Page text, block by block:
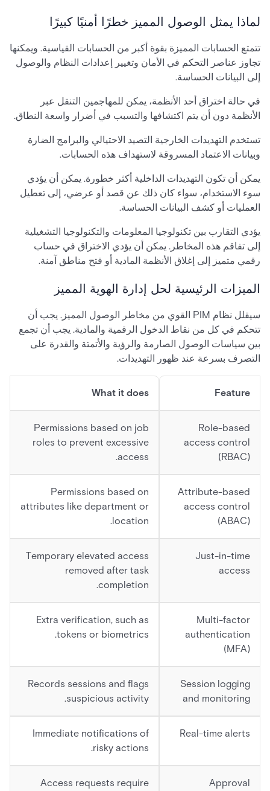
لماذا يمثل الوصول المميز خطرًا أمنيًا كبيرًا
تتمتع الحسابات المميزة بقوة أكبر من الحسابات القياسية. ويمكنها
تجاوز عناصر التحكم في الأمان وتغيير إعدادات النظام والوصول
إلى البيانات الحساسة.
في حالة اختراق أحد الأنظمة، يمكن للمهاجمين التنقل عبر
الأنظمة دون أن يتم اكتشافها والتسبب في أضرار واسعة النطاق.
تستخدم التهديدات الخارجية التصيد الاحتيالي والبرامج الضارة
وبيانات الاعتماد المسروقة لاستهداف هذه الحسابات.
يمكن أن تكون التهديدات الداخلية أكثر خطورة. يمكن أن يؤدي
سوء الاستخدام، سواء كان ذلك عن قصد أو عرضي، إلى تعطيل
العمليات أو كشف البيانات الحساسة.
يؤدي التقارب بين تكنولوجيا المعلومات والتكنولوجيا التشغيلية
إلى تفاقم هذه المخاطر. يمكن أن يؤدي الاختراق في حساب
رقمي متميز إلى إغلاق الأنظمة المادية أو فتح مناطق آمنة.
الميزات الرئيسية لحل إدارة الهوية المميز
سيقلل نظام PIM القوي من مخاطر الوصول المميز. يجب أن
تتحكم في كل من نقاط الدخول الرقمية والمادية. يجب أن تجمع
بين سياسات الوصول الصارمة والرؤية والأتمتة والقدرة على
التصرف بسرعة عند ظهور التهديدات.
Feature
What it does
Role-based
access control
(RBAC)
Permissions based on job
roles to prevent excessive
access.
Attribute-based
access control
(ABAC)
Permissions based on
attributes like department or
location.
Just-in-time
access
Temporary elevated access
removed after task
completion.
Multi-factor
authentication
(MFA)
Extra verification, such as
tokens or biometrics.
Session logging
and monitoring
Records sessions and flags
suspicious activity.
Real-time alerts
Immediate notifications of
risky actions.
Approval
Access requests require